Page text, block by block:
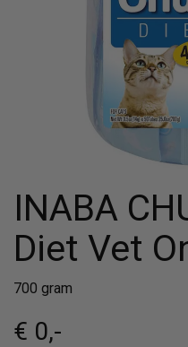
INABA
Diet Vet
700 gram
€ 0,-